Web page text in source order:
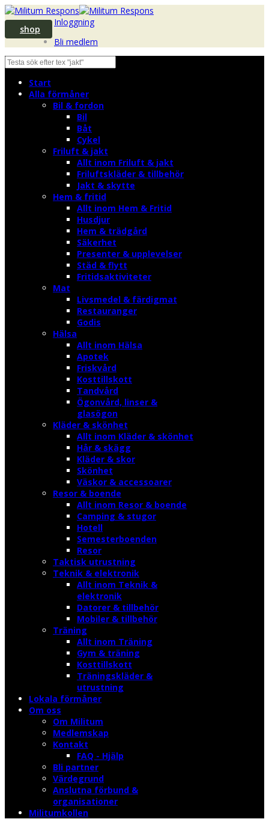
shop
Inloggning
Bli medlem
Start
Alla förmåner
Bil & fordon
Bil
Båt
Cykel
Friluft & jakt
Allt inom Friluft & jakt
Friluftskläder & tillbehör
Jakt & skytte
Hem & fritid
Allt inom Hem & Fritid
Husdjur
Hem & trädgård
Säkerhet
Presenter & upplevelser
Städ & flytt
Fritidsaktiviteter
Mat
Livsmedel & färdigmat
Restauranger
Godis
Hälsa
Allt inom Hälsa
Apotek
Friskvård
Kosttillskott
Tandvård
Ögonvård, linser &
glasögon
Kläder & skönhet
Allt inom Kläder & skönhet
Hår & skägg
Kläder & skor
Skönhet
Väskor & accessoarer
Resor & boende
Allt inom Resor & boende
Camping & stugor
Hotell
Semesterboenden
Resor
Taktisk utrustning
Teknik & elektronik
Allt inom Teknik &
elektronik
Datorer & tillbehör
Mobiler & tillbehör
Träning
Allt inom Träning
Gym & träning
Kosttillskott
Träningskläder &
utrustning
Lokala förmåner
Om oss
Om Militum
Medlemskap
Kontakt
FAQ - Hjälp
Bli partner
Värdegrund
Anslutna förbund &
organisationer
Militumkollen